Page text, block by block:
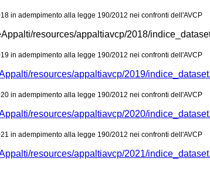
in adempimento alla legge 190/2012 nei confronti dell'AVCP
resources/appaltiavcp/2018/
in adempimento alla legge 190/2012 nei confronti dell'AVCP
resources/appaltiavcp/2019/
in adempimento alla legge 190/2012 nei confronti dell'AVCP
resources/appaltiavcp/2020/
in adempimento alla legge 190/2012 nei confronti dell'AVCP
resources/appaltiavcp/2021/